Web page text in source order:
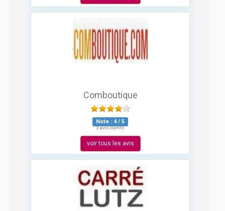
Comboutique
Note : 4/ 5
3 avis clients
voir tous les avis